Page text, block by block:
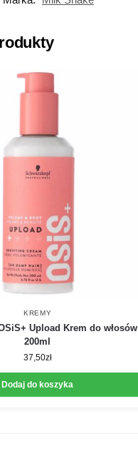
KREMY
Upload Krem do włosów
200ml
37,50zł
Dodaj do koszyka